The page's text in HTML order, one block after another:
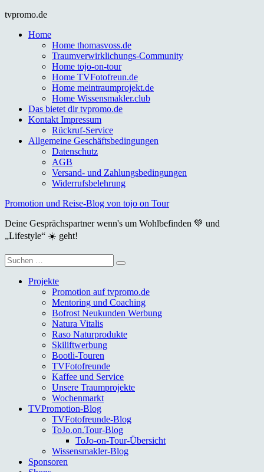
Skip
content
tvpromo.de
Home
Home thomasvoss.de
Traumverwirklichungs-Community
Home tojo-on-tour
Home TVFotofreun.de
Home meintraumprojekt.de
Home Wissensmakler.club
Das bietet dir tvpromo.de
Kontakt Impressum
Rückruf-Service
Allgemeine Geschäftsbedingungen
Datenschutz
AGB
Versand- und Zahlungsbedingungen
Widerrufsbelehrung
Promotion und Reise-Blog von tojo on Tour
Deine Gesprächspartner wenn's um Wohlbefinden 💚 und
„Lifestyle“ ☀️ geht!
Suche
nach:
Projekte
Promotion auf tvpromo.de
Mentoring und Coaching
Bofrost Neukunden Werbung
Natura Vitalis
Raso Naturprodukte
Skiliftwerbung
Bootli-Touren
TVFotofreunde
Kaffee und Service
Unsere Traumprojekte
Wochenmarkt
TVPromotion-Blog
TVFotofreunde-Blog
ToJo.on.Tour-Blog
ToJo-on-Tour-Übersicht
Wissensmakler-Blog
Sponsoren